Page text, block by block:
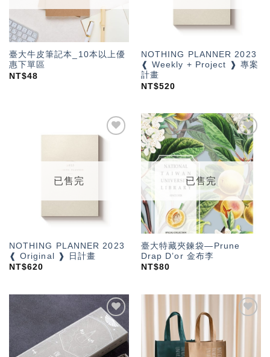
臺大牛皮筆記本_10本以上優
惠下單區
NT$48
NOTHING PLANNER 2023
❰ Weekly + Project ❱ 專案
計畫
NT$520
已售完
NOTHING PLANNER 2023
❰ Original ❱ 日計畫
NT$620
加入
「願
望輕
已售完
臺大特藏夾鍊袋—Prune
Drap D’or 金布李
NT$80
加入
「願
望輕
單」